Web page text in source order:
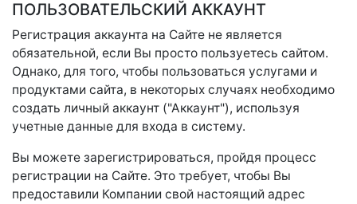
ПОЛЬЗОВАТЕЛЬСКИЙ АККАУНТ
Регистрация аккаунта на Сайте не является
обязательной, если Вы просто пользуетесь сайтом.
Однако, для того, чтобы пользоваться услугами и
продуктами сайта, в некоторых случаях необходимо
создать личный аккаунт ("Аккаунт"), используя
учетные данные для входа в систему.
Вы можете зарегистрироваться, пройдя процесс
регистрации на Сайте. Это требует, чтобы Вы
предоставили Компании свой настоящий адрес